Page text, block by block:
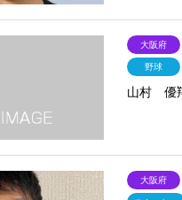
大阪府
野球
山村 優
大阪府